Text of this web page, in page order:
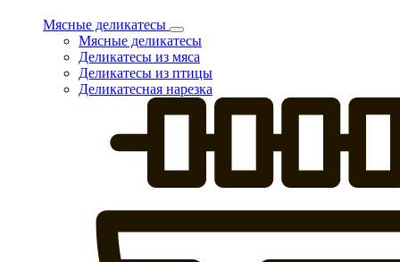
Мясные деликатесы
Мясные деликатесы
Деликатесы из мяса
Деликатесы из птицы
Деликатесная нарезка